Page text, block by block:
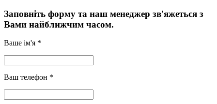
Заповніть форму та наш менеджер зв'яжеться з
Вами найближчим часом.
Ваше ім'я *
Ваш телефон *